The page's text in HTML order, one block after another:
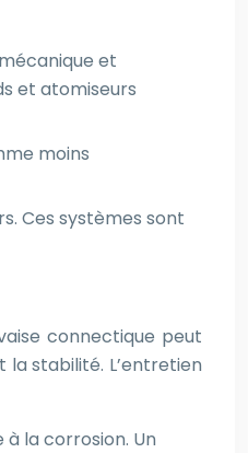
et
et atomiseurs
moins
Ces systèmes sont
connectique peut
stabilité. L’entretien
la corrosion. Un